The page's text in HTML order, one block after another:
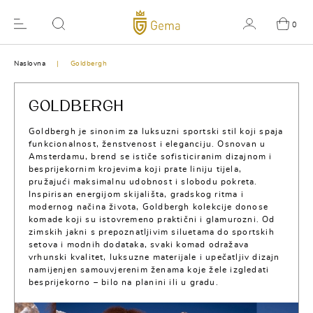
0
Naslovna Goldbergh
GOLDBERGH
Goldbergh je sinonim za luksuzni sportski stil koji spaja
funkcionalnost, ženstvenost i eleganciju. Osnovan u
Amsterdamu, brend se ističe sofisticiranim dizajnom i
besprijekornim krojevima koji prate liniju tijela,
pružajući maksimalnu udobnost i slobodu pokreta.
Inspirisan energijom skijališta, gradskog ritma i
modernog načina života, Goldbergh kolekcije donose
komade koji su istovremeno praktični i glamurozni. Od
zimskih jakni s prepoznatljivim siluetama do sportskih
setova i modnih dodataka, svaki komad odražava
vrhunski kvalitet, luksuzne materijale i upečatljiv dizajn
namijenjen samouvjerenim ženama koje žele izgledati
besprijekorno – bilo na planini ili u gradu.